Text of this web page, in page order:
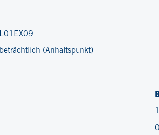
L01EX09
beträchtlich (Anhaltspunkt)